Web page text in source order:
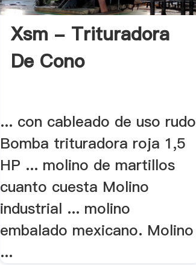
Xsm - Trituradora
De Cono
... con cableado de uso rudo
Bomba trituradora roja 1,5
HP ... molino de martillos
cuanto cuesta Molino
industrial ... molino
embalado mexicano. Molino
...